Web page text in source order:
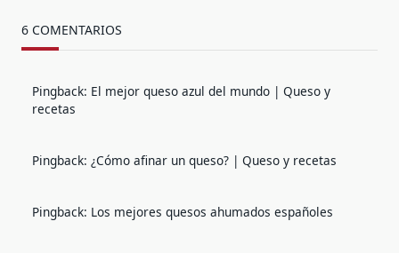
6 COMENTARIOS
Pingback: El mejor queso azul del mundo | Queso y
recetas
Pingback: ¿Cómo afinar un queso? | Queso y recetas
Pingback: Los mejores quesos ahumados españoles